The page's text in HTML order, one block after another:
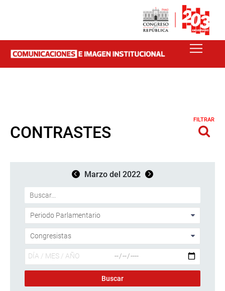
CONTRASTES
FILTRAR
Marzo del 2022